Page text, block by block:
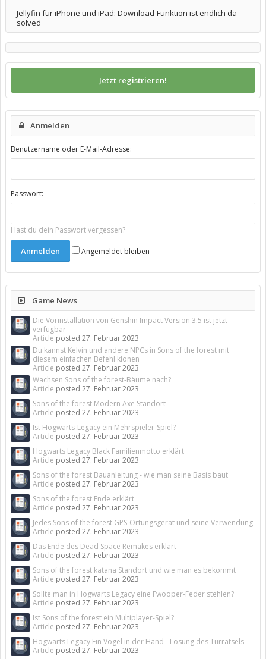
Jellyfin für iPhone und iPad: Download-Funktion ist endlich da
solved
Jetzt registrieren!
Anmelden
Benutzername oder E-Mail-Adresse:
Passwort:
Hast du dein Passwort vergessen?
Angemeldet bleiben
Game News
Die Vorinstallation von Genshin Impact Version 3.5 ist jetzt
verfügbar
Article posted 27. Februar 2023
Du kannst Kelvin und andere NPCs in Sons of the forest mit
diesem einfachen Befehl klonen
Article posted 27. Februar 2023
Wachsen Sons of the forest-Bäume nach?
Article posted 27. Februar 2023
Sons of the forest Modern Axe Standort
Article posted 27. Februar 2023
Ist Hogwarts-Legacy ein Mehrspieler-Spiel?
Article posted 27. Februar 2023
Hogwarts Legacy Black Familienmotto erklärt
Article posted 27. Februar 2023
Sons of the forest Bauanleitung - wie man seine Basis baut
Article posted 27. Februar 2023
Sons of the forest Ende erklärt
Article posted 27. Februar 2023
Jedes Sons of the forest GPS-Ortungsgerät und seine Verwendung
Article posted 27. Februar 2023
Das Ende des Dead Space Remakes erklärt
Article posted 27. Februar 2023
Sons of the forest katana Standort und wie man es bekommt
Article posted 27. Februar 2023
Sollte man in Hogwarts Legacy eine Fwooper-Feder stehlen?
Article posted 27. Februar 2023
Ist Sons of the forest ein Multiplayer-Spiel?
Article posted 27. Februar 2023
Hogwarts Legacy Ein Vogel in der Hand - Lösung des Türrätsels
Article posted 27. Februar 2023